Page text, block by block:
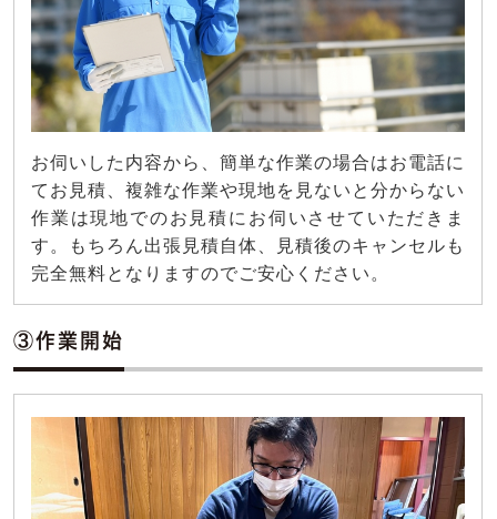
お伺いした内容から、簡単な作業の場合はお電話に
てお見積、複雑な作業や現地を見ないと分からない
作業は現地でのお見積にお伺いさせていただきま
す。もちろん出張見積自体、見積後のキャンセルも
完全無料となりますのでご安心ください。
③作業開始